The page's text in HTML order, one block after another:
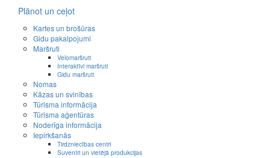
Plānot un ceļot
Kartes un brošūras
Gidu pakalpojumi
Maršruti
Velomaršruti
Interaktīvi maršruti
Gidu maršruti
Nomas
Kāzas un svinības
Tūrisma informācija
Tūrisma aģentūras
Noderīga informācija
Iepirkšanās
Tirdzniecības centri
Suvenīri un vietējā produkcijas